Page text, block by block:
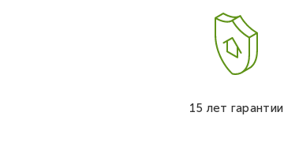
15 лет гарантии